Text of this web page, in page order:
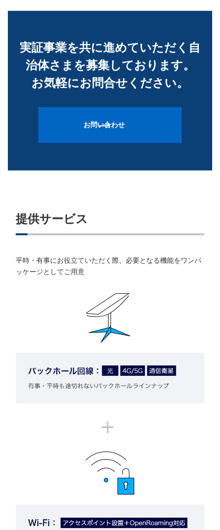
実証事業を共に進めていただく自
治体さまを募集しております。
お気軽にお問合せください。
お問い合わせ
提供サービス
平時・有事にお役立ていただく際、必要となる機能をワンパ
ッケージとしてご用意